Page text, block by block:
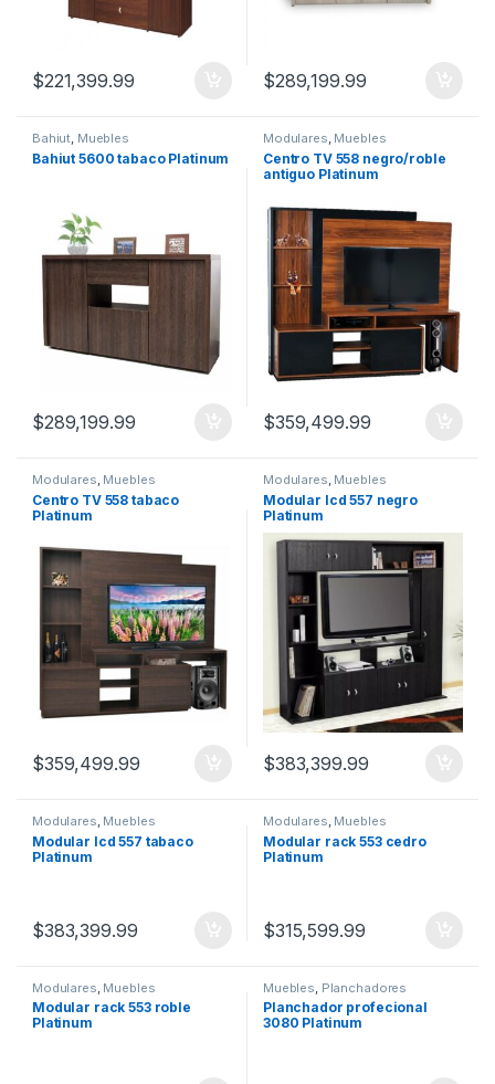
$221,399.99 $289,199.99
Bahiut, Muebles
Bahiut 5600 tabaco Platinum
$289,199.99
Modulares, Muebles
Centro TV 558 negro/roble
antiguo Platinum
$359,499.99
Modulares, Muebles
Centro TV 558 tabaco
Platinum
$359,499.99
Modulares, Muebles
Modular lcd 557 negro
Platinum
$383,399.99
Modulares, Muebles
Modular lcd 557 tabaco
Platinum
$383,399.99
Modulares, Muebles
Modular rack 553 cedro
Platinum
$315,599.99
Modulares Muebles
Modular rack 553 roble
Platinum
Muebles Planchadores
Planchador profecional
3080 Platinum